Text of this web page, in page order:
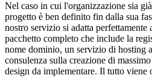
Nel caso in cui l'organizzazione sia
progetto è ben definito fin dalla sua
nostro servizio si adatta
pacchetto completo che include la
nome dominio, un servizio di hosting
consulenza sulla creazione di
design da implementare. Il tutto viene